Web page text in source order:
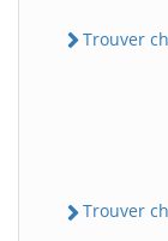
Trouver
Trouver